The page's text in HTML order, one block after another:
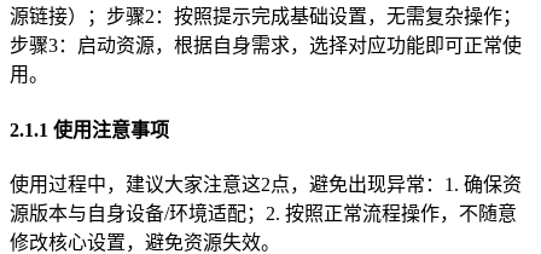
源链接）；步骤2：按照提示完成基础设置，无需复杂操作；
步骤3：启动资源，根据自身需求，选择对应功能即可正常使
用。
2.1.1 使用注意事项
使用过程中，建议大家注意这2点，避免出现异常：1. 确保资
源版本与自身设备/环境适配；2. 按照正常流程操作，不随意
修改核心设置，避免资源失效。